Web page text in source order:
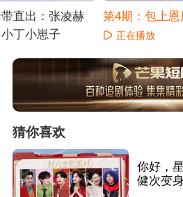
直出：张凌赫
丁小崽子
第4期：包上恩
宇宿舍撒糖
正在播放
猜你喜欢
你好，
健次变